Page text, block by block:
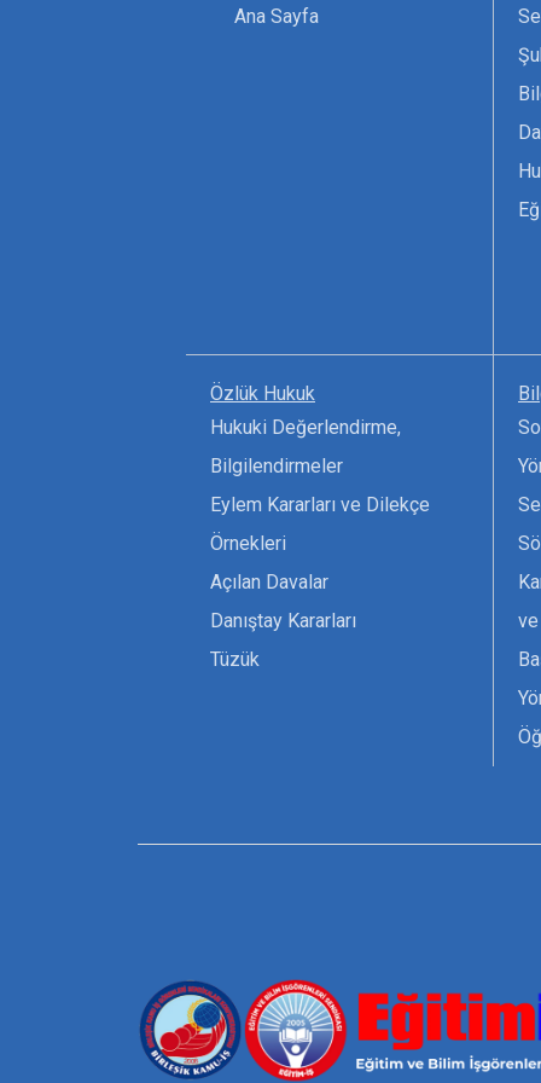
Ana Sayfa
Özlük Hukuk
Hukuki Değerlendirme,
Bilgilendirmeler
Eylem Kararları ve Dilekçe
Örnekleri
Açılan Davalar
Danıştay Kararları
Tüzük